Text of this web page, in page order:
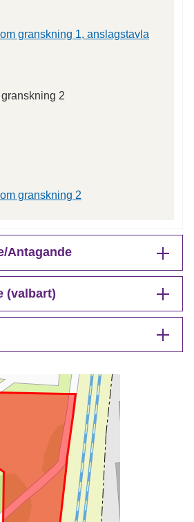
granskning 1, anslagstavla
2
granskning 2
Antagande
(valbart)